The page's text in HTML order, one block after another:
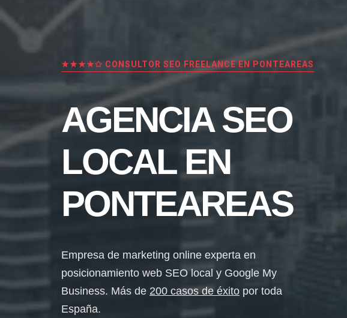
★★★★✩ CONSULTOR SEO FREELANCE EN PONTEAREAS
AGENCIA SEO
LOCAL EN
PONTEAREAS
Empresa de marketing online experta en
posicionamiento web SEO local y Google My
Business. Más de 200 casos de éxito por toda
España.